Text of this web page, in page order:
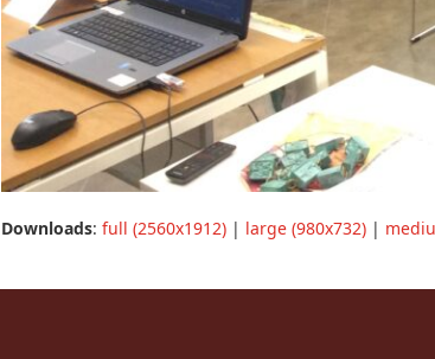
Downloads: full (2560x1912) | large (980x732) |